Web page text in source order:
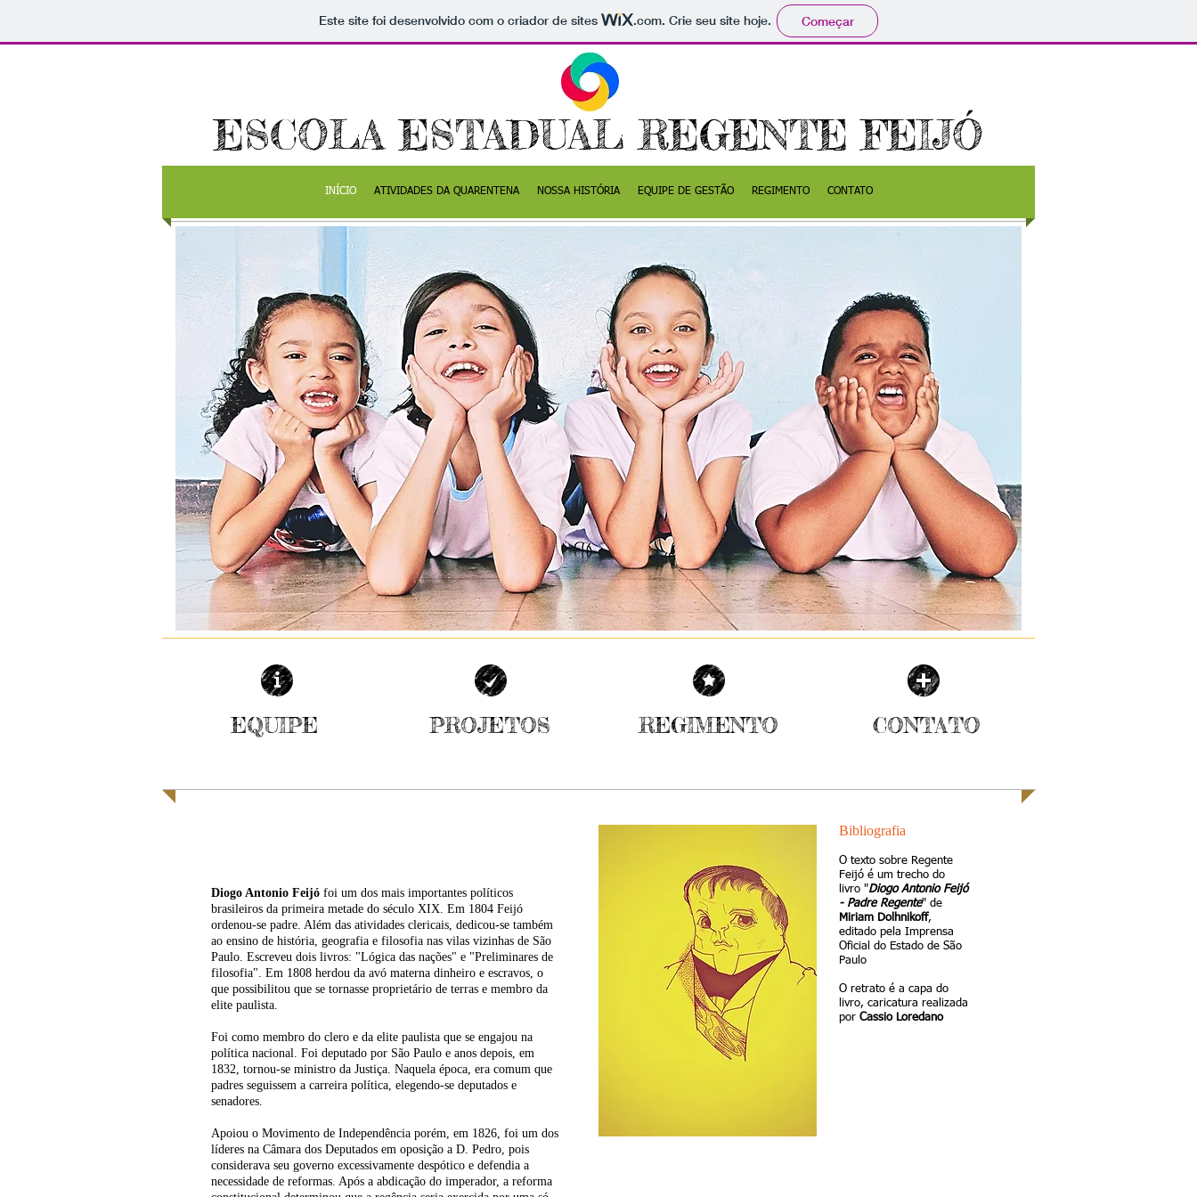
Este site foi desenvolvido com o criador de sites .com. Crie seu site hoje. Começar
ESCOLA ESTADUAL REGENTE FEIJÓ
INÍCIO ATIVIDADES DA QUARENTENA NOSSA HISTÓRIA EQUIPE DE GESTÃO REGIMENTO CONTATO
Diogo Antonio Feijó foi um dos mais importantes políticos
brasileiros da primeira metade do século XIX. Em 1804 Feijó
ordenou-se padre. Além das atividades clericais, dedicou-se também
ao ensino de história, geografia e filosofia nas vilas vizinhas de São
Paulo. Escreveu dois livros: "Lógica das nações" e "Preliminares de
filosofia". Em 1808 herdou da avó materna dinheiro e escravos, o
que possibilitou que se tornasse proprietário de terras e membro da
elite paulista.
Foi como membro do clero e da elite paulista que se engajou na
política nacional. Foi deputado por São Paulo e anos depois, em
1832, tornou-se ministro da Justiça. Naquela época, era comum que
padres seguissem a carreira política, elegendo-se deputados e
senadores.
Apoiou o Movimento de Independência porém, em 1826, foi um dos
líderes na Câmara dos Deputados em oposição a D. Pedro, pois
considerava seu governo excessivamente despótico e defendia a
necessidade de reformas. Após a abdicação do imperador, a reforma
Bibliografia
O texto sobre Regente
Feijó é um trecho do
livro "Diogo Antonio Feijó
- Padre Regente" de
Miriam Dolhnikoff,
editado pela Imprensa
Oficial do Estado de São
Paulo
O retrato é a capa do
livro, caricatura realizada
por Cassio Loredano
EQUIPE PROJETOS REGIMENTO CONTATO